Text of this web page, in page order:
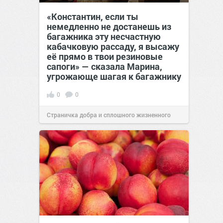
«Константин, если ты
немедленно не достанешь из
багажника эту несчастную
кабачковую рассаду, я высажу
её прямо в твои резиновые
сапоги» — сказала Марина,
угрожающе шагая к багажнику
0 0
Страничка добра и сплошного жизненного
позитива!00:28Сегодня